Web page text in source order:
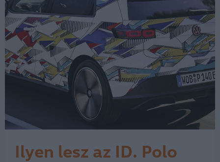
Ilyen lesz az ID. Polo